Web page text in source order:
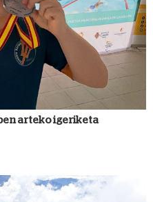
arteko igeriketa